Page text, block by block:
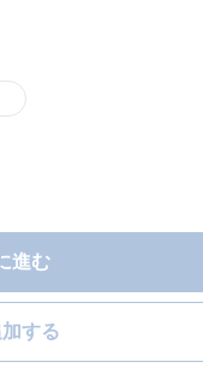
進む
する